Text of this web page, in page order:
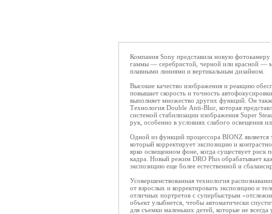
Компания Sony представила новую
гаммы — серебристой, черной или красной —
плавными линиями и вертикальным дизайном.
Высокие качество изображения и реакцию
повышает скорость и точность
выполняет множество других функций. Он
Технология Double Anti-Blur, которая
системой стабилизации изображения Super
рук, особенно в условиях слабого освещения
Одной из функций процессора BIONZ
который корректирует экспозицию и
ярко освещенном фоне, когда существует риск
кадра. Новый режим DRO Plus обрабатывает
экспозицию еще более естественной и
Усовершенствованная технология
от взрослых и корректировать экспозицию и
отличных портретов с супербыстрым
объект улыбнется, чтобы автоматически
для съемки маленьких детей, которые не всегда